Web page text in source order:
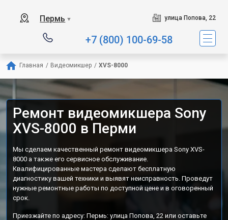
Пермь ▼ улица Попова, 22
+7 (800) 100-69-58
Главная / Видеомикшер / XVS-8000
Ремонт видеомикшера Sony
XVS-8000 в Перми
Мы сделаем качественный ремонт видеомикшера Sony XVS-
8000 а также его сервисное обслуживание.
Квалифицированные мастера сделают бесплатную
диагностику вашей техники и выявят неисправность. Проведут
нужные ремонтные работы по доступной цене и в оговоренный
срок.
Приезжайте по адресу: Пермь: улица Попова, 22 или оставьте